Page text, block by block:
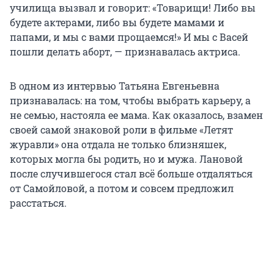
училища вызвал и говорит: «Товарищи! Либо вы
будете актерами, либо вы будете мамами и
папами, и мы с вами прощаемся!» И мы с Васей
пошли делать аборт, — признавалась актриса.
В одном из интервью Татьяна Евгеньевна
признавалась: на том, чтобы выбрать карьеру, а
не семью, настояла ее мама. Как оказалось, взамен
своей самой знаковой роли в фильме «Летят
журавли» она отдала не только близняшек,
которых могла бы родить, но и мужа. Лановой
после случившегося стал всё больше отдаляться
от Самойловой, а потом и совсем предложил
расстаться.